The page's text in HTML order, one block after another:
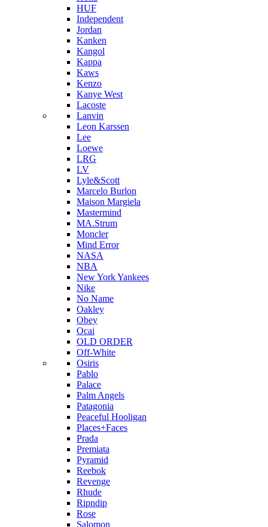
HUF
Independent
Jordan
Kanken
Kangol
Kappa
Kaws
Kenzo
Kanye West
Lacoste
Lanvin
Leon Karssen
Lee
Loewe
LRG
LV
Lyle&Scott
Marcelo Burlon
Maison Margiela
Mastermind
MA.Strum
Moncler
Mind Error
NASA
NBA
New York Yankees
Nike
No Name
Oakley
Obey
Ocai
OLD ORDER
Off-White
Osiris
Pablo
Palace
Palm Angels
Patagonia
Peaceful Hooligan
Places+Faces
Prada
Premiata
Pyramid
Reebok
Revenge
Rhude
Ripndip
Rose
Salomon